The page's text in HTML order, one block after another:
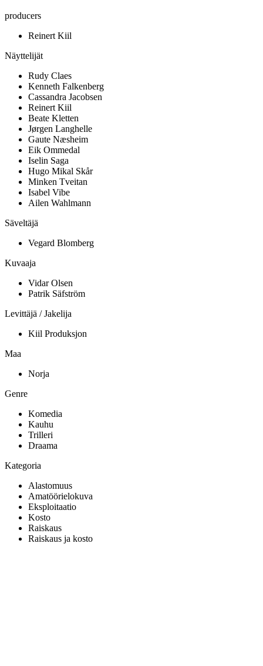
producers
Reinert Kiil
Näyttelijät
Rudy Claes
Kenneth Falkenberg
Cassandra Jacobsen
Reinert Kiil
Beate Kletten
Jørgen Langhelle
Gaute Næsheim
Eik Ommedal
Iselin Saga
Hugo Mikal Skår
Minken Tveitan
Isabel Vibe
Ailen Wahlmann
Säveltäjä
Vegard Blomberg
Kuvaaja
Vidar Olsen
Patrik Säfström
Levittäjä / Jakelija
Kiil Produksjon
Maa
Norja
Genre
Komedia
Kauhu
Trilleri
Draama
Kategoria
Alastomuus
Amatöörielokuva
Eksploitaatio
Kosto
Raiskaus
Raiskaus ja kosto